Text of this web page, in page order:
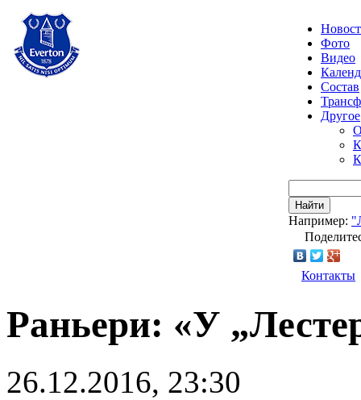
Фото
Видео
Состав
Другое
Найти
Например:
Контакты
Раньери: «У
26.12.2016, 23:30